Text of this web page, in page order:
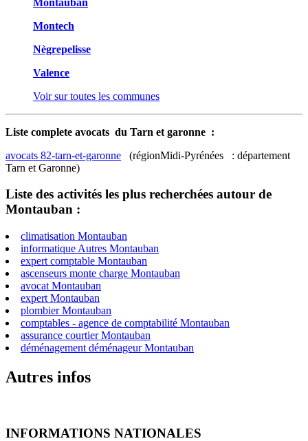
Montech
Nègrepelisse
Valence
Voir sur toutes les communes
Liste complete avocats du Tarn et garonne :
avocats 82-tarn-et-garonne (régionMidi-Pyrénées : département
Tarn et Garonne)
Liste des activités les plus recherchées autour de
Montauban :
climatisation Montauban
informatique Autres Montauban
expert comptable Montauban
ascenseurs monte charge Montauban
avocat Montauban
expert Montauban
plombier Montauban
comptables - agence de comptabilité Montauban
assurance courtier Montauban
déménagement déménageur Montauban
Autres infos
INFORMATIONS NATIONALES